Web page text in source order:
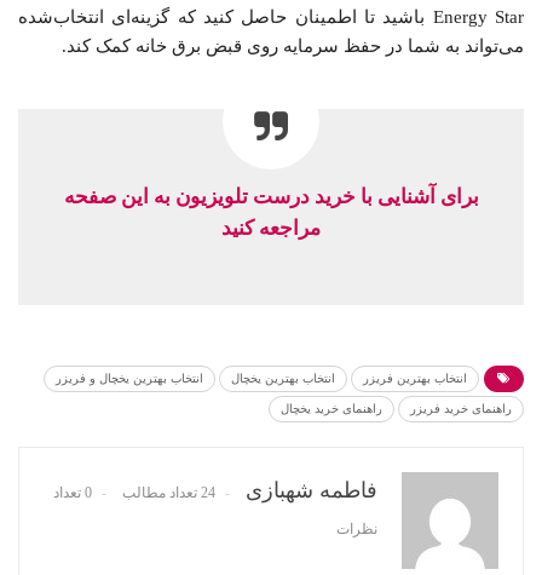
Energy Star باشید تا اطمینان حاصل کنید که گزینه‌ای انتخاب‌شده
می‌تواند به شما در حفظ سرمایه روی قبض برق خانه کمک کند.
برای آشنایی با خرید درست تلویزیون به این صفحه
مراجعه کنید
انتخاب بهترین فریزر انتخاب بهترین یخچال انتخاب بهترین یخچال‌ و‌ فریزر
راهنمای خرید فریزر راهنمای خرید یخچال
فاطمه شهبازی 24 تعداد مطالب 0 تعداد
نظرات